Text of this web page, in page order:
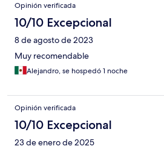
Opinión verificada
10/10 Excepcional
8 de agosto de 2023
Muy recomendable
Alejandro, se hospedó 1 noche
Opinión verificada
10/10 Excepcional
23 de enero de 2025